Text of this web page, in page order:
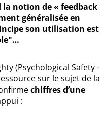
notion de « feedback
généralisée en
son utilisation est
(Psychological Safety -
sur le sujet de la
chiffres d’une
: